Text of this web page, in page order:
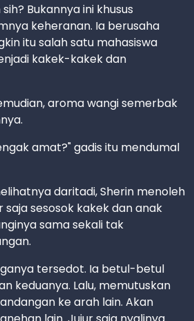
Bukannya ini khusus
keheranan. Ia berusaha
itu salah satu mahasiswa
kakek-kakek dan
aroma wangi semerbak
amat?" gadis itu mendumal
daritadi, Sherin menoleh
saja sesosok kakek dan anak
sama sekali tak
tersedot. Ia betul-betul
keduanya. Lalu, memutuskan
ke arah lain. Akan